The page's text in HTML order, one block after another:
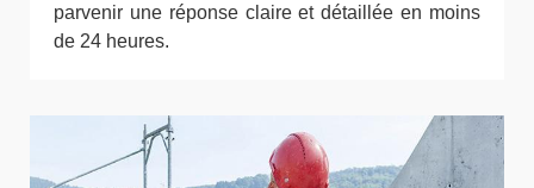
parvenir une réponse claire et détaillée en moins
de 24 heures.